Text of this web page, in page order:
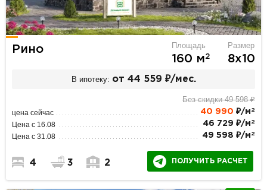
Рино Площадь
160 м2
Размер
8х10
В ипотеку: от 44 559 ₽/мес.
Без скидки 49 598 ₽
цена сейчас 40 990 ₽/м 2
Цена с 16.08 46 729 ₽/м 2
Цена с 31.08 49 598 ₽/м 2
4 3 2 ПОЛУЧИТЬ РАСЧЕТ